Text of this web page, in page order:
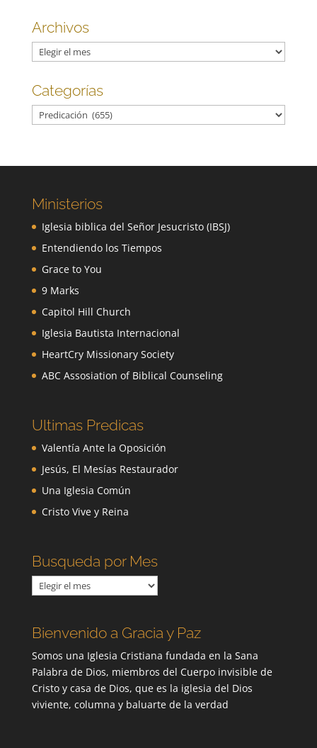
Archivos
Archivos
Categorías
Categorías
Ministerios
Iglesia biblica del Señor Jesucristo (IBSJ)
Entendiendo los Tiempos
Grace to You
9 Marks
Capitol Hill Church
Iglesia Bautista Internacional
HeartCry Missionary Society
ABC Assosiation of Biblical Counseling
Ultimas Predicas
Valentía Ante la Oposición
Jesús, El Mesías Restaurador
Una Iglesia Común
Cristo Vive y Reina
Busqueda por Mes
Busqueda
por
Bienvenido a Gracia y Paz
Somos una Iglesia Cristiana fundada en la Sana
Palabra de Dios, miembros del Cuerpo invisible de
Cristo y casa de Dios, que es la iglesia del Dios
viviente, columna y baluarte de la verdad